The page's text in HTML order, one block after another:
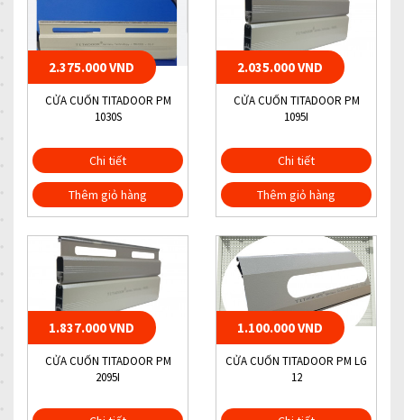
2.375.000 VND
CỬA CUỐN TITADOOR PM
1030S
Chi tiết
Thêm giỏ hàng
2.035.000 VND
CỬA CUỐN TITADOOR PM
1095I
Chi tiết
Thêm giỏ hàng
1.837.000 VND
CỬA CUỐN TITADOOR PM
2095I
1.100.000 VND
CỬA CUỐN TITADOOR PM LG
12